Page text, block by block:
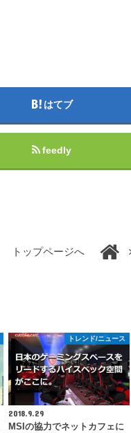
はてブ
feedly
トップページへ
トレンド/ニュース
2018.9.29
MSIの協力でネットカフェに